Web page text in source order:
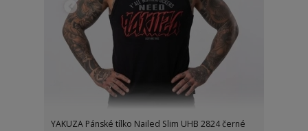
YAKUZA Pánské tílko Nailed Slim UHB 2824 černé